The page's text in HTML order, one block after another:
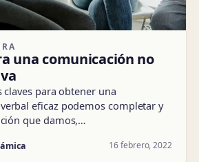
una comunicación no
claves para obtener una
eficaz podemos completar y
que damos,…
16 febrero, 2022